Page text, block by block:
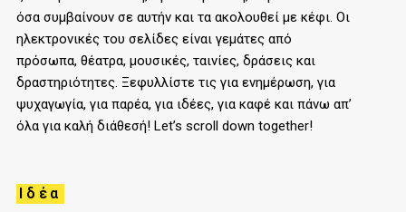
όσα συμβαίνουν σε αυτήν και τα ακολουθεί με κέφι. Οι
ηλεκτρονικές του σελίδες είναι γεμάτες από
πρόσωπα, θέατρα, μουσικές, ταινίες, δράσεις και
δραστηριότητες. Ξεφυλλίστε τις για ενημέρωση, για
ψυχαγωγία, για παρέα, για ιδέες, για καφέ και πάνω απ’
όλα για καλή διάθεσή! Let’s scroll down together!
Ιδέα